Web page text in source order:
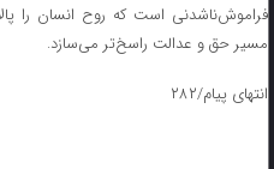
فراموش‌ناشدنی است که روح انسان را
مسیر حق و عدالت راسخ‌تر می‌سازد.
انتهای پیام/۲۸۲